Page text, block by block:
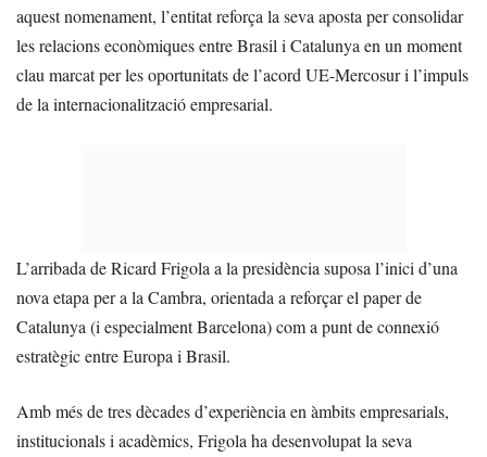
aquest nomenament, l’entitat reforça la seva aposta per consolidar
les relacions econòmiques entre Brasil i Catalunya en un moment
clau marcat per les oportunitats de l’acord UE-Mercosur i l’impuls
de la internacionalització empresarial.
L’arribada de Ricard Frigola a la presidència suposa l’inici d’una
nova etapa per a la Cambra, orientada a reforçar el paper de
Catalunya (i especialment Barcelona) com a punt de connexió
estratègic entre Europa i Brasil.
Amb més de tres dècades d’experiència en àmbits empresarials,
institucionals i acadèmics, Frigola ha desenvolupat la seva